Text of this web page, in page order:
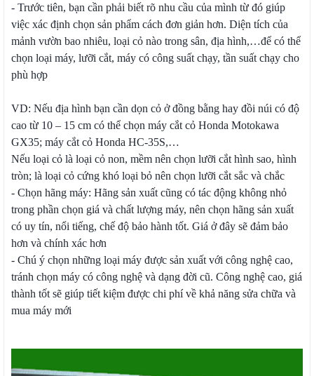
- Trước tiên, bạn cần phải biết rõ nhu cầu của mình từ đó giúp
việc xác định chọn sản phẩm cách đơn giản hơn. Diện tích của
mảnh vườn bao nhiêu, loại cỏ nào trong sân, địa hình,…để có thể
chọn loại máy, lưỡi cắt, máy có công suất chạy, tần suất chạy cho
phù hợp
VD: Nếu địa hình bạn cần dọn cỏ ở đồng bằng hay đồi núi có độ
cao từ 10 – 15 cm có thể chọn máy cắt cỏ Honda Motokawa
GX35; máy cắt cỏ Honda HC-35S,…
Nếu loại cỏ là loại cỏ non, mềm nên chọn lưỡi cắt hình sao, hình
tròn; là loại cỏ cứng khó loại bỏ nên chọn lưỡi cắt sắc và chắc
- Chọn hãng máy: Hãng sản xuất cũng có tác động không nhỏ
trong phần chọn giá và chất lượng máy, nên chọn hãng sản xuất
có uy tín, nổi tiếng, chế độ bảo hành tốt. Giá ở đây sẽ đảm bảo
hơn và chính xác hơn
- Chú ý chọn những loại máy được sản xuất với công nghệ cao,
tránh chọn máy có công nghệ và dạng đời cũ. Công nghệ cao, giá
thành tốt sẽ giúp tiết kiệm được chi phí về khả năng sửa chữa và
mua máy mới